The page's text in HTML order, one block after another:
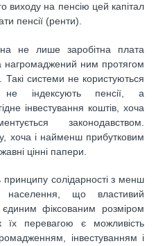
виходу на пенсію цей капітал
пенсії (ренти).
не лише заробітна плата
нагромаджений ним протягом
Такі системи не користуються
не індексують пенсії, а
інвестування коштів, хоча
законодавством.
хоча і найменш прибутковим
цінні папери.
принципу солідарності з менш
що властивий
фіксованим розміром
їх перевагою є можливість
інвестуванням і